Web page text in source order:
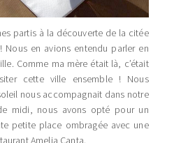
partis à la découverte de la citée
Nous en avions entendu parler en
Comme ma mère était là, c’était
cette ville ensemble ! Nous
nous accompagnait dans notre
midi, nous avons opté pour un
petite place ombragée avec une
Amelia Canta.